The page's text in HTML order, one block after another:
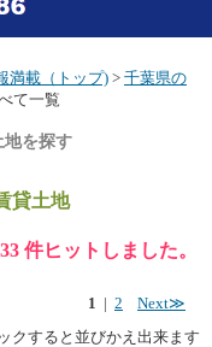
満載（トップ) > 千葉県の
て一覧
地を探す
貸土地
件ヒットしました。
1 | 2 Next≫
クすると並びかえ出来ます